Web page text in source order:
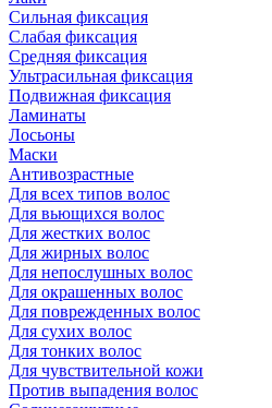
Сильная фиксация
Слабая фиксация
Средняя фиксация
Ультрасильная фиксация
Подвижная фиксация
Ламинаты
Лосьоны
Маски
Антивозрастные
Для всех типов волос
Для вьющихся волос
Для жестких волос
Для жирных волос
Для непослушных волос
Для окрашенных волос
Для поврежденных волос
Для сухих волос
Для тонких волос
Для чувствительной кожи
Против выпадения волос